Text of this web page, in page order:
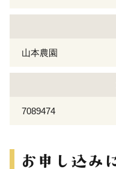
山本農園
7089474